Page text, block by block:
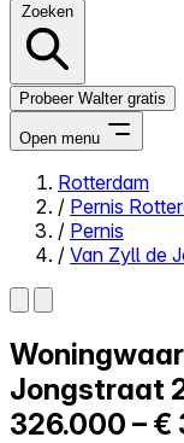
Zoeken
Probeer Walter gratis
Open menu
Close menu
Zelf kopen
Alles-in-één
Reviews
Prijzen
Rotterdam
/ Pernis
/ Pernis
/ Van Zyll de
Jongstraat
326.000 – €